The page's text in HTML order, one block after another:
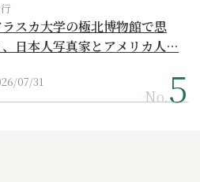
ラスカ大学の極北博物館で思
、日本人写真家とアメリカ人…
07/31
No.